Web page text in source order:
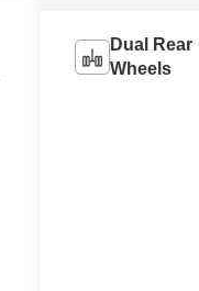
Dual Rear
Wheels